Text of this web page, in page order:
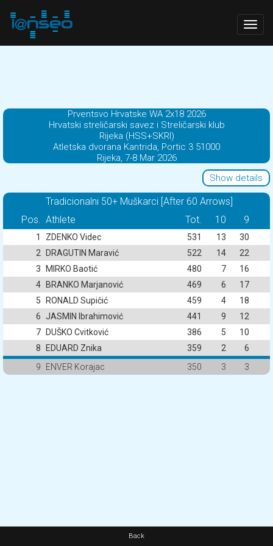
Prventsvo Hrvatske WA 2x18 2026
Hrvatski streličarski savez i Streličarski klub
Rijeka (HSS+SKRI)
Atletska dvorana Kantrida, Portic 3 51000
Rijeka, 7-8 Mar 2026
Show details
Tradicionalni 50+ Muškarci [After 60 Arrows]
Pos. Athlete Tot. 10 9
1 ZDENKO Videc 531 13
30
2
DRAGUTIN Maravić 522 14
22
3
MIRKO Baotić 480 7
16
4
BRANKO Marjanović 469 6
17
5
RONALD Supičić 459 4
18
6 JASMIN Ibrahimović 441 9
12
7
DUŠKO Cvitković 386 5
10
8
EDUARD Znika 359 2
6
9
ENVER Korajac 350 3 3
Back